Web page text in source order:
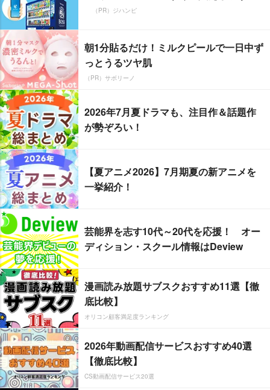
（PR）ジハンピ
朝1分貼るだけ！ミルクピールで一日中ず
っとうるツヤ肌
（PR）サボリーノ
2026年7月夏ドラマも、注目作＆話題作
が勢ぞろい！
【夏アニメ2026】7月期夏の新アニメを
一挙紹介！
芸能界を志す10代～20代を応援！ オー
ディション・スクール情報はDeview
漫画読み放題サブスクおすすめ11選【徹
底比較】
オリコン顧客満足度ランキング
2026年動画配信サービスおすすめ40選
【徹底比較】
CS動画配信サービス20選